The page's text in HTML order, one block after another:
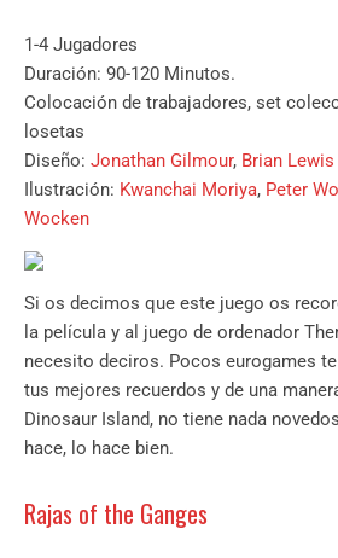
1-4 Jugadores
Duración: 90-120 Minutos.
Colocación de trabajadores, set
losetas
Diseño: Jonathan Gilmour, Brian Lewis
Ilustración: Kwanchai Moriya, Peter
Wocken
Si os decimos que este juego os
la película y al juego de ordenador
necesito deciros. Pocos eurogames
tus mejores recuerdos y de una
Dinosaur Island, no tiene nada
hace, lo hace bien.
Rajas of the Ganges